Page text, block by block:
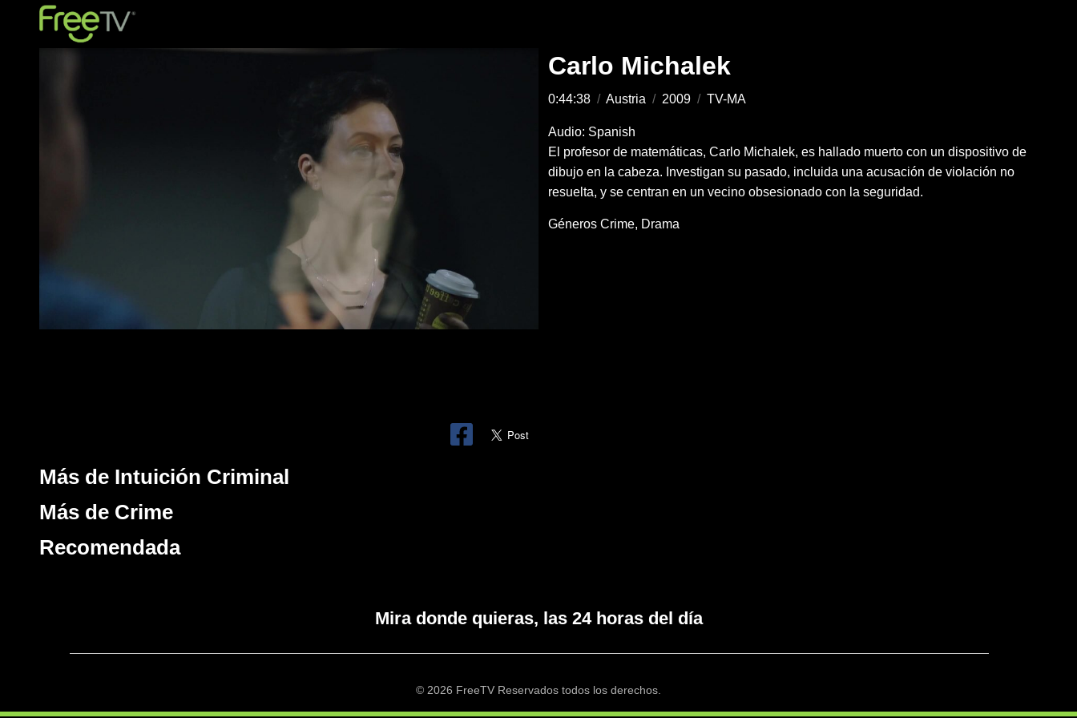
Carlo Michalek
0:44:38 / Austria / 2009 / TV-MA
Audio: Spanish
El profesor de matemáticas, Carlo Michalek, es hallado muerto con un dispositivo de
dibujo en la cabeza. Investigan su pasado, incluida una acusación de violación no
resuelta, y se centran en un vecino obsesionado con la seguridad.
Géneros Crime Drama
Más de Intuición Criminal
Más de Crime
Recomendada
Mira donde quieras, las 24 horas del día
© 2026 FreeTV Reservados todos los derechos.